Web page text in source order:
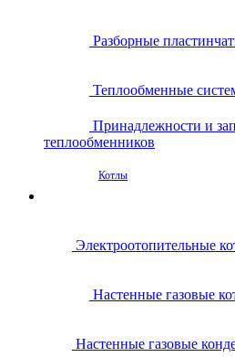
Разборные
Теплообменные
Принадлежности и
теплообменников
Котлы
Электроотопительные
Настенные газовые
Настенные газовые